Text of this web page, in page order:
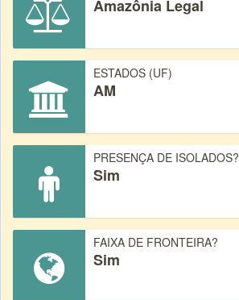
Amazônia Legal
ESTADOS (UF)
AM
PRESENÇA DE ISOLADOS?
Sim
FAIXA DE FRONTEIRA?
Sim